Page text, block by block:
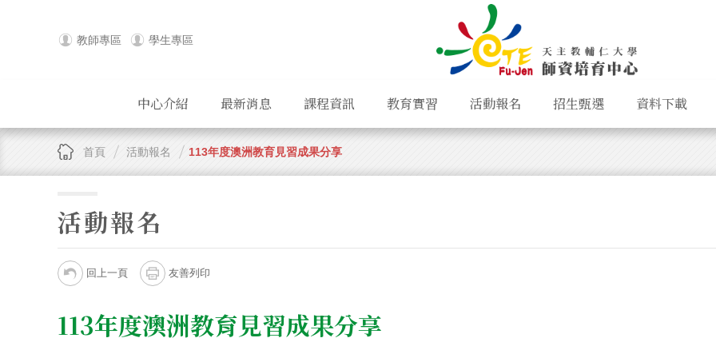
教師專區 學生專區
中心介紹 最新消息 課程資訊 教育實習 活動報名 招生甄選 資料下載
首頁 活動報名 113年度澳洲教育見習成果分享
活動報名
回上一頁 友善列印
113年度澳洲教育見習成果分享